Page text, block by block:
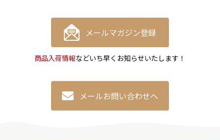
メールマガジン登録
商品入荷情報などいち早くお知らせいたします！
メールお問い合わせへ